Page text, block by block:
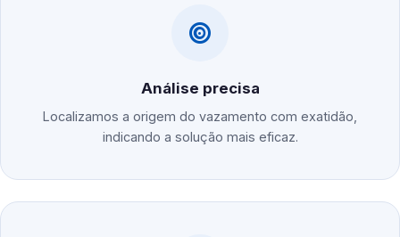
Análise precisa
Localizamos a origem do vazamento com exatidão,
indicando a solução mais eficaz.